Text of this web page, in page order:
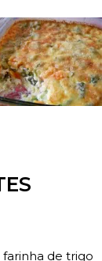
farinha de trigo